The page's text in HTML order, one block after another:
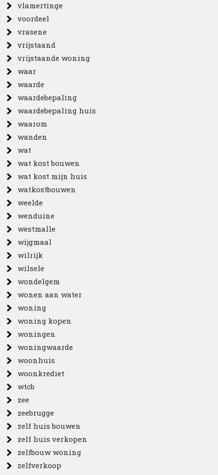
vlamertinge
voordeel
vrasene
vrijstaand
vrijstaande woning
waar
waarde
waardebepaling
waardebepaling huis
waarom
wanden
wat
wat kost bouwen
wat kost mijn huis
watkostbouwen
weelde
wenduine
westmalle
wijgmaal
wilrijk
wilsele
wondelgem
wonen aan water
woning
woning kopen
woningen
woningwaarde
woonhuis
woonkrediet
wtcb
zee
zeebrugge
zelf huis bouwen
zelf huis verkopen
zelfbouw woning
zelfverkoop